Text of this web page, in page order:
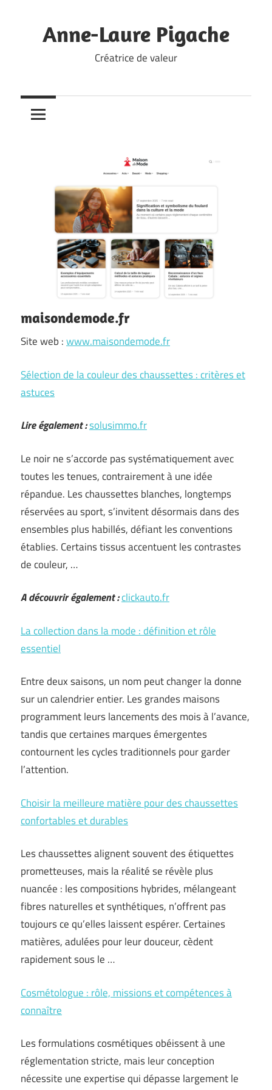
contentAnne-Laure Pigache
Créatrice de valeur
maisondemode.fr
Site web :www.maisondemode.fr
Sélection de la couleur des chaussettes : critères et
astuces
Lire également :solusimmo.fr
Le noir ne s’accorde pas systématiquement avec
toutes les tenues, contrairement à une idée
répandue. Les chaussettes blanches, longtemps
réservées au sport, s’invitent désormais dans des
ensembles plus habillés, défiant les conventions
établies. Certains tissus accentuent les contrastes
de couleur, …
A découvrir également :clickauto.fr
La collection dans la mode : définition et rôle
essentiel
Entre deux saisons, un nom peut changer la donne
sur un calendrier entier. Les grandes maisons
programment leurs lancements des mois à l’avance,
tandis que certaines marques émergentes
contournent les cycles traditionnels pour garder
l’attention.
Choisir la meilleure matière pour des chaussettes
confortables et durables
Les chaussettes alignent souvent des étiquettes
prometteuses, mais la réalité se révèle plus
nuancée : les compositions hybrides, mélangeant
fibres naturelles et synthétiques, n’offrent pas
toujours ce qu’elles laissent espérer. Certaines
matières, adulées pour leur douceur, cèdent
rapidement sous le …
Cosmétologue : rôle, missions et compétences à
connaître
Les formulations cosmétiques obéissent à une
réglementation stricte, mais leur conception
nécessite une expertise qui dépasse largement le